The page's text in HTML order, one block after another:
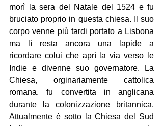
morì la sera del Natale del 1524 e fu
bruciato proprio in questa chiesa. Il suo
corpo venne più tardi portato a Lisbona
ma lì resta ancora una lapide a
ricordare colui che aprì la via verso le
Indie e divenne suo governatore. La
Chiesa, orginariamente cattolica
romana, fu convertita in anglicana
durante la colonizzazione britannica.
Attualmente è sotto la Chiesa del Sud